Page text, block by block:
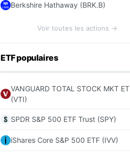
Berkshire Hathaway (BRK.B)
Voir toutes les actions →
ETF populaires
VANGUARD TOTAL STOCK MKT
(VTI)
SPDR S&P 500 ETF Trust (SPY)
iShares Core S&P 500 ETF (IVV)